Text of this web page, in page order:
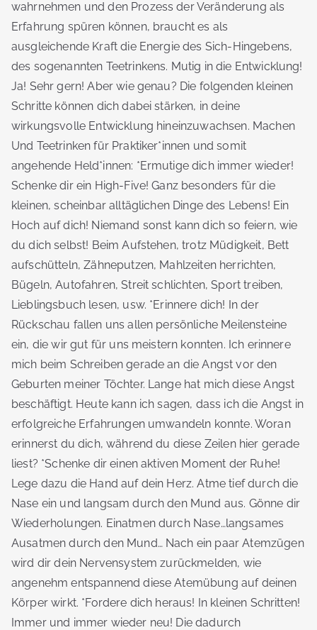
wahrnehmen und den Prozess der Veränderung als
Erfahrung spüren können, braucht es als
ausgleichende Kraft die Energie des Sich-Hingebens,
des sogenannten Teetrinkens. Mutig in die Entwicklung!
Ja! Sehr gern! Aber wie genau? Die folgenden kleinen
Schritte können dich dabei stärken, in deine
wirkungsvolle Entwicklung hineinzuwachsen. Machen
Und Teetrinken für Praktiker*innen und somit
angehende Held*innen: *Ermutige dich immer wieder!
Schenke dir ein High-Five! Ganz besonders für die
kleinen, scheinbar alltäglichen Dinge des Lebens! Ein
Hoch auf dich! Niemand sonst kann dich so feiern, wie
du dich selbst! Beim Aufstehen, trotz Müdigkeit, Bett
aufschütteln, Zähneputzen, Mahlzeiten herrichten,
Bügeln, Autofahren, Streit schlichten, Sport treiben,
Lieblingsbuch lesen, usw. *Erinnere dich! In der
Rückschau fallen uns allen persönliche Meilensteine
ein, die wir gut für uns meistern konnten. Ich erinnere
mich beim Schreiben gerade an die Angst vor den
Geburten meiner Töchter. Lange hat mich diese Angst
beschäftigt. Heute kann ich sagen, dass ich die Angst in
erfolgreiche Erfahrungen umwandeln konnte. Woran
erinnerst du dich, während du diese Zeilen hier gerade
liest? *Schenke dir einen aktiven Moment der Ruhe!
Lege dazu die Hand auf dein Herz. Atme tief durch die
Nase ein und langsam durch den Mund aus. Gönne dir
Wiederholungen. Einatmen durch Nase…langsames
Ausatmen durch den Mund… Nach ein paar Atemzügen
wird dir dein Nervensystem zurückmelden, wie
angenehm entspannend diese Atemübung auf deinen
Körper wirkt. *Fordere dich heraus! In kleinen Schritten!
Immer und immer wieder neu! Die dadurch